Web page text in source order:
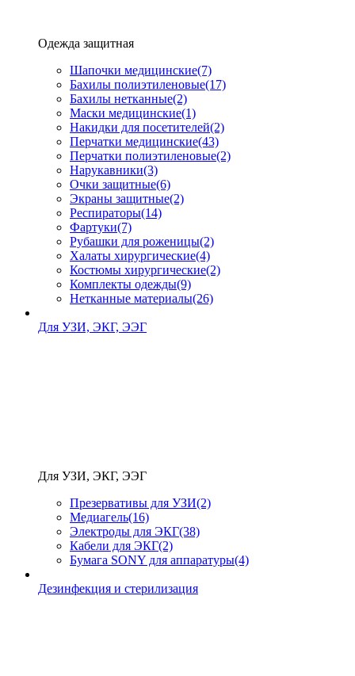
Одежда защитная
Шапочки медицинские(7)
Бахилы полиэтиленовые(17)
Бахилы нетканные(2)
Маски медицинские(1)
Накидки для посетителей(2)
Перчатки медицинские(43)
Перчатки полиэтиленовые(2)
Нарукавники(3)
Очки защитные(6)
Экраны защитные(2)
Рeспираторы(14)
Фартуки(7)
Рубашки для роженицы(2)
Халаты хирургические(4)
Костюмы хирургические(2)
Комплекты одежды(9)
Нетканные материалы(26)
Для УЗИ, ЭКГ, ЭЭГ
Для УЗИ, ЭКГ, ЭЭГ
Презервативы для УЗИ(2)
Медиагель(16)
Электроды для ЭКГ(38)
Кабели для ЭКГ(2)
Бумага SONY для аппаратуры(4)
Дезинфекция и стерилизация